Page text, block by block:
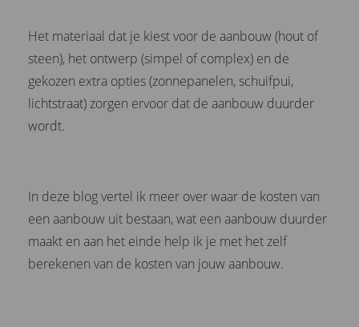
Het materiaal dat je kiest voor de aanbouw (hout of
steen), het ontwerp (simpel of complex) en de
gekozen extra opties (zonnepanelen, schuifpui,
lichtstraat) zorgen ervoor dat de aanbouw duurder
wordt.
In deze blog vertel ik meer over waar de kosten van
een aanbouw uit bestaan, wat een aanbouw duurder
maakt en aan het einde help ik je met het zelf
berekenen van de kosten van jouw aanbouw.